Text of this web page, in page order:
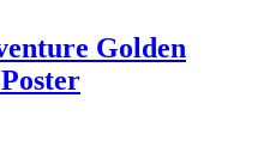
Golden